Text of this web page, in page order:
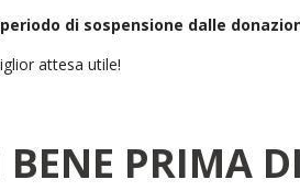
di sospensione dalle
attesa utile!
PRIMA